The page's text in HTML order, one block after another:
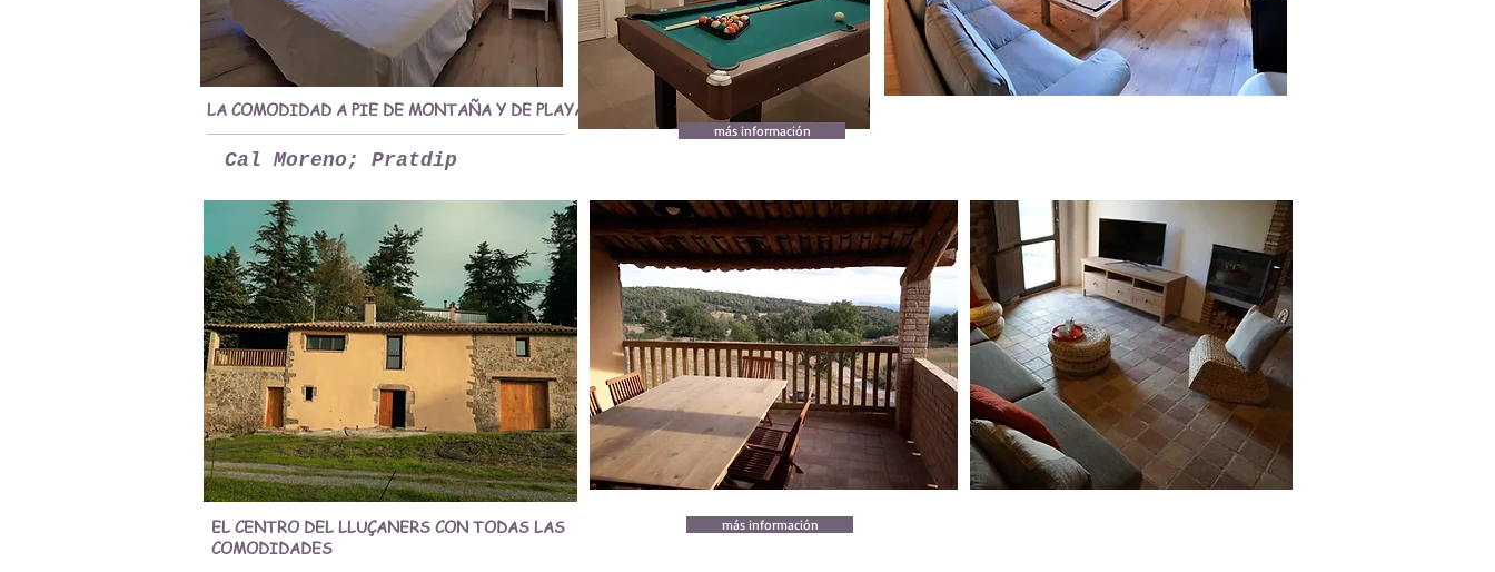
LA COMODIDAD A PIE DE MONTAÑA Y DE PLAYA
Cal Moreno; Pratdip
más información
EL CENTRO DEL LLUÇANERS CON TODAS LAS
COMODIDADES
más información